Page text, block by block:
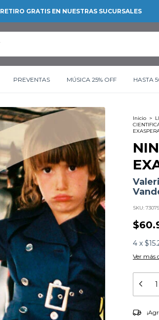
RETIRO GRATIS EN NUESTRAS SUCURSALES
PREVENTAS MÚSICA 25% OFF HASTA
Inicio >
SKU:
4 x
Ver más